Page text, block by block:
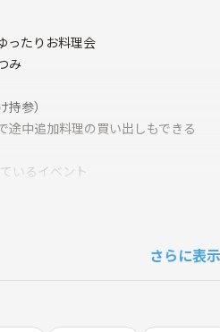
ったりお料理会
み
参）
中追加料理の買い出しもできる
いるイベント
さらに表示